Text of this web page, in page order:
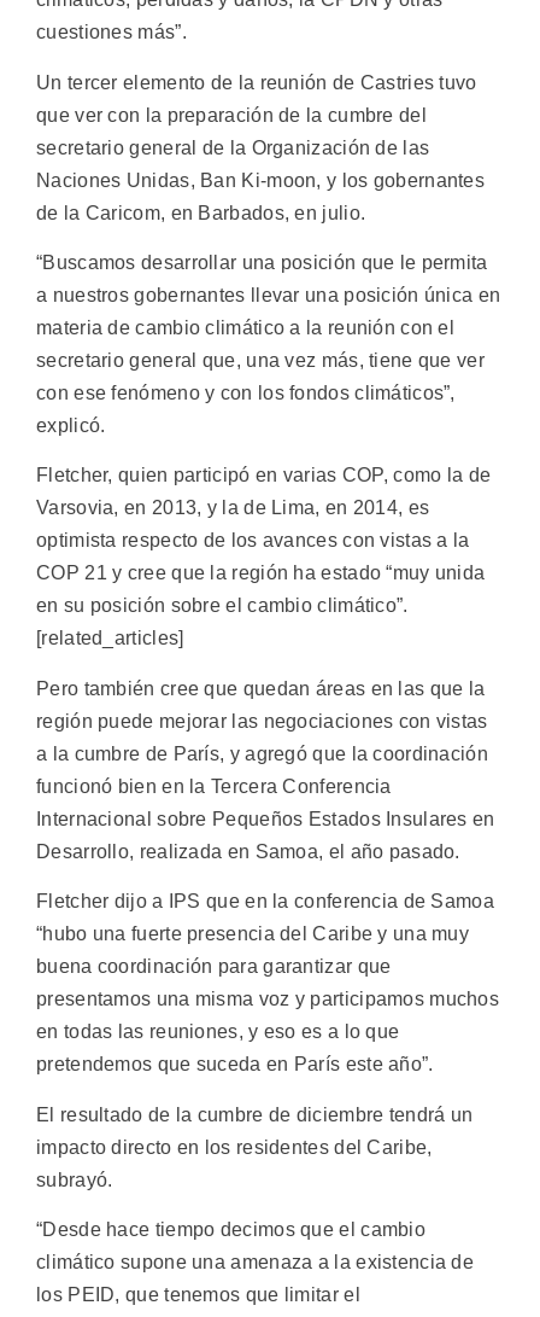
cuestiones más”.
Un tercer elemento de la reunión de Castries tuvo
que ver con la preparación de la cumbre del
secretario general de la Organización de las
Naciones Unidas, Ban Ki-moon, y los gobernantes
de la Caricom, en Barbados, en julio.
“Buscamos desarrollar una posición que le permita
a nuestros gobernantes llevar una posición única en
materia de cambio climático a la reunión con el
secretario general que, una vez más, tiene que ver
con ese fenómeno y con los fondos climáticos”,
explicó.
Fletcher, quien participó en varias COP, como la de
Varsovia, en 2013, y la de Lima, en 2014, es
optimista respecto de los avances con vistas a la
COP 21 y cree que la región ha estado “muy unida
en su posición sobre el cambio climático”.
[related_articles]
Pero también cree que quedan áreas en las que la
región puede mejorar las negociaciones con vistas
a la cumbre de París, y agregó que la coordinación
funcionó bien en la Tercera Conferencia
Internacional sobre Pequeños Estados Insulares en
Desarrollo, realizada en Samoa, el año pasado.
Fletcher dijo a IPS que en la conferencia de Samoa
“hubo una fuerte presencia del Caribe y una muy
buena coordinación para garantizar que
presentamos una misma voz y participamos muchos
en todas las reuniones, y eso es a lo que
pretendemos que suceda en París este año”.
El resultado de la cumbre de diciembre tendrá un
impacto directo en los residentes del Caribe,
subrayó.
“Desde hace tiempo decimos que el cambio
climático supone una amenaza a la existencia de
los PEID, que tenemos que limitar el